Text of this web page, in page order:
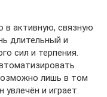
в активную, связную
длительный и
сил и терпения.
лишь в том
увлечён и играет.